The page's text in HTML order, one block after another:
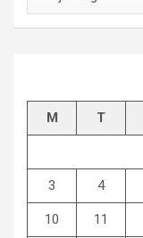
M T
3 4
10 11